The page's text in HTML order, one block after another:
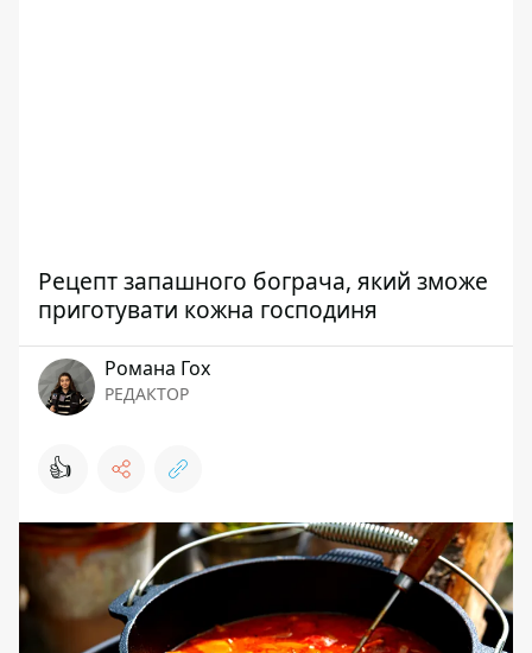
Рецепт запашного бограча, який зможе
приготувати кожна господиня
Романа Гох
РЕДАКТОР
👍